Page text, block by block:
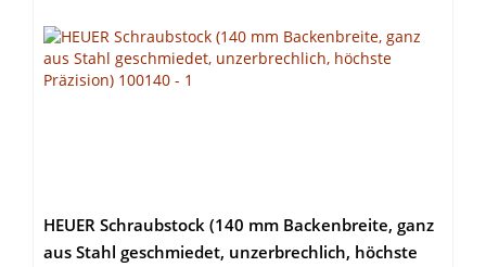
HEUER Schraubstock (140 mm Backenbreite, ganz
aus Stahl geschmiedet, unzerbrechlich, höchste